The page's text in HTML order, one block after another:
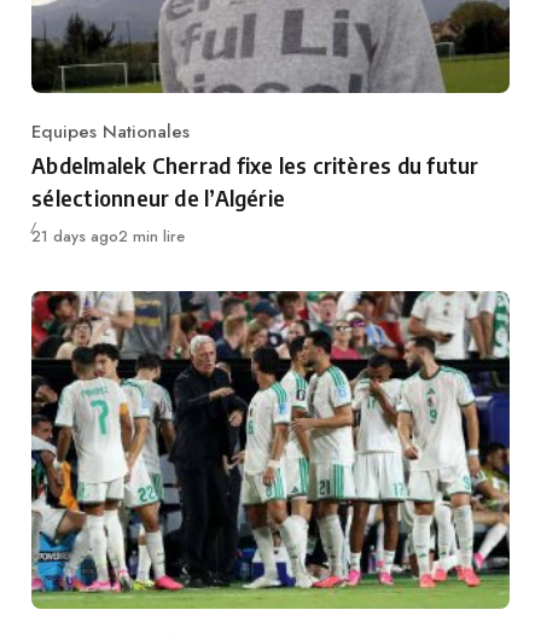
Category
Equipes Nationales
Abdelmalek Cherrad fixe les critères du futur
sélectionneur de l’Algérie
Publié
21 days ago2 min lire